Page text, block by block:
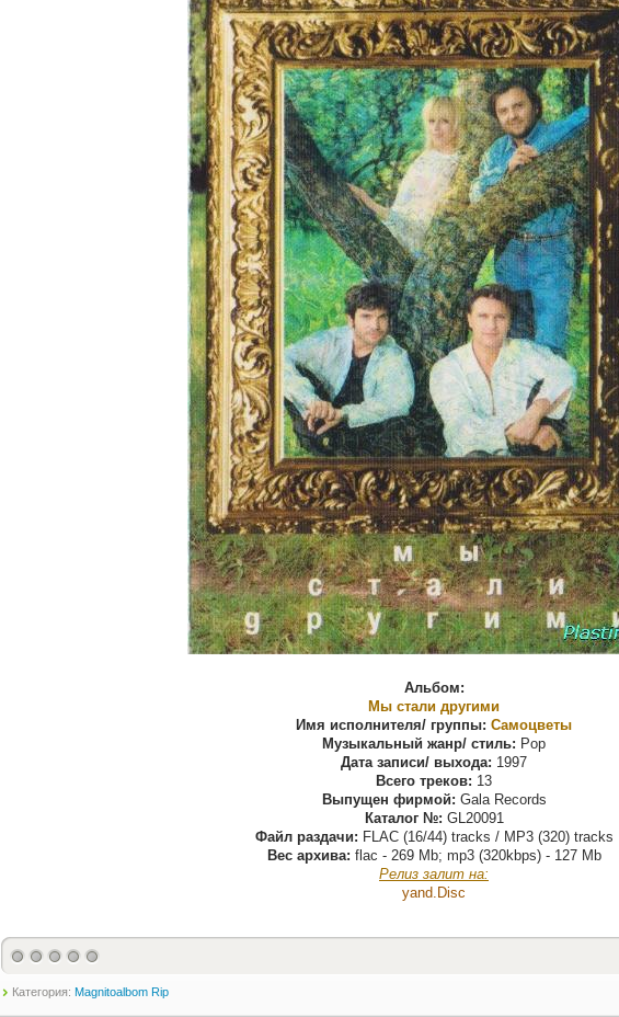
Альбом:
Мы стали другими
Имя исполнителя/ группы: Самоцветы
Музыкальный жанр/ стиль: Pop
Дата записи/ выхода: 1997
Всего треков: 13
Выпущен фирмой: Gala Records
Каталог №: GL20091
Файл раздачи: FLAC (16/44) tracks / MP3 (320) tracks
Вес архива: flac - 269 Mb; mp3 (320kbps) - 127 Mb
Релиз залит на:
yand.Disс
Категория: Magnitoalbom Rip